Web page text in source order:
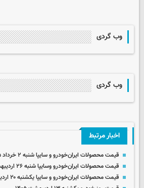
وب گردی
وب گردی
اخبار مرتبط
قیمت محصولات ایران‌خودرو و سایپا شنبه ۲ خرداد ۱۴۰۵
قیمت محصولات ایران‌خودرو وسایپا شنبه ۲۶ اردیبهشت ۱۴۰۵
قیمت محصولات ایران‌خودرو و سایپا یکشنبه ۲۰ اردیبهشت ۱۴۰۵